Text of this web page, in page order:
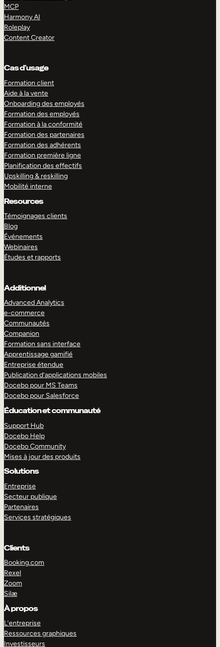
MCP
Harmony AI
Roleplay
Content Creator
Cas d’usage
Formation client
Aide à la vente
Onboarding des employés
Formation des employés
Formation à la conformité
Formation des partenaires
Formation des adhérents
Formation première ligne
Planification des effectifs
Upskilling & reskilling
Mobilité interne
Resources
Témoignages clients
Blog
Événements
Webinaires
Études et rapports
Additionnel
Advanced Analytics
e-commerce
Communautés
Companion
Formation sans interface
Apprentissage gamifié
Entreprise étendue
Publication d’applications mobiles
Docebo pour MS Teams
Docebo pour Salesforce
Éducation et communauté
Support Hub
Docebo Help
Docebo Community
Mises à jour des produits
Solutions
Entreprise
Secteur publique
Partenaires
Services stratégiques
Clients
Booking.com
Rexel
Zoom
Silæ
À propos
L’entreprise
Ressources graphiques
Investisseurs